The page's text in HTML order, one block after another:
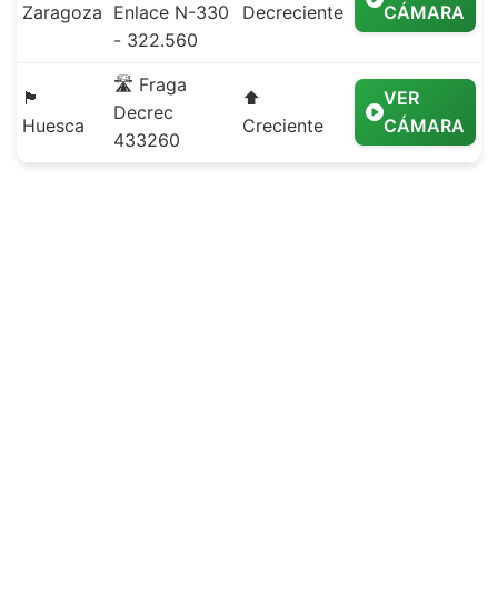
Zaragoza Enlace N-330
- 322.560
Decreciente
CÁMARA
🏴
Huesca
🛣️ Fraga
Decrec
433260
⬆️
Creciente
VER
CÁMARA